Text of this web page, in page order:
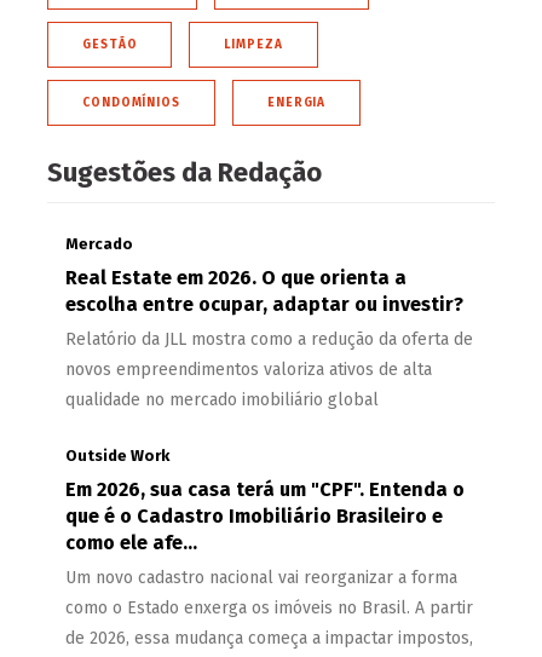
GESTÃO LIMPEZA
CONDOMÍNIOS ENERGIA
Sugestões da Redação
Mercado
Real Estate em 2026. O que orienta a
escolha entre ocupar, adaptar ou investir?
Relatório da JLL mostra como a redução da oferta de
novos empreendimentos valoriza ativos de alta
qualidade no mercado imobiliário global
Outside Work
Em 2026, sua casa terá um "CPF". Entenda o
que é o Cadastro Imobiliário Brasileiro e
como ele afe...
Um novo cadastro nacional vai reorganizar a forma
como o Estado enxerga os imóveis no Brasil. A partir
de 2026, essa mudança começa a impactar impostos,